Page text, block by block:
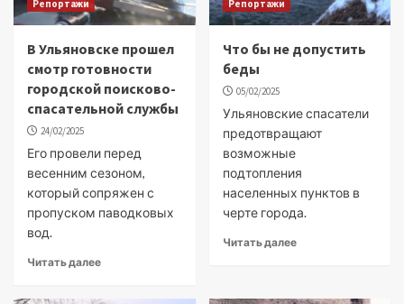
Репортажи
В Ульяновске прошел
смотр готовности
городской поисково-
спасательной службы
24/02/2025
Его провели перед
весенним сезоном,
который сопряжен с
пропуском паводковых
вод.
Читать далее
Репортажи
Что бы не допустить
беды
05/02/2025
Ульяновские спасатели
предотвращают
возможные
подтопления
населенных пунктов в
черте города.
Читать далее